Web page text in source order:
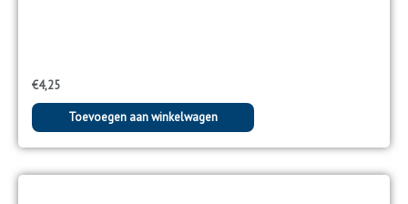
€4,25
Toevoegen aan winkelwagen